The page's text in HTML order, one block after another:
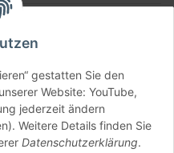
gestatten Sie den
Website: YouTube,
jederzeit ändern
Weitere Details finden Sie
Datenschutzerklärung.
( B2B Shop )